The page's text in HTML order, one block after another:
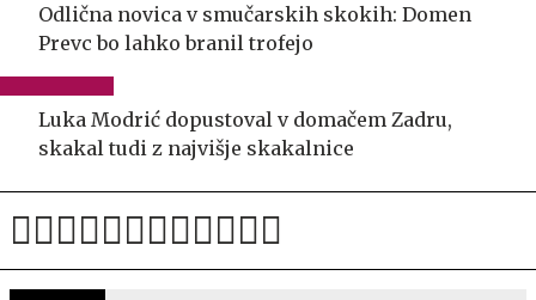
Odlična novica v smučarskih skokih: Domen
Prevc bo lahko branil trofejo
Luka Modrić dopustoval v domačem Zadru,
skakal tudi z najvišje skakalnice